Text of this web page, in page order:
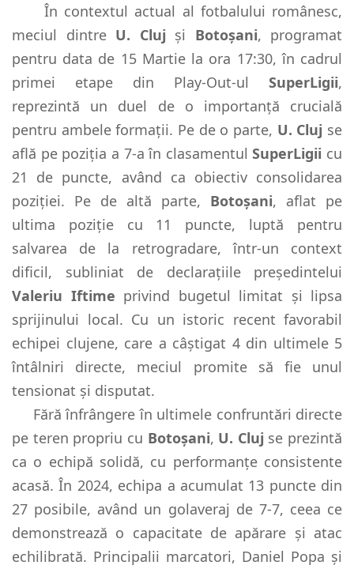
În contextul actual al fotbalului românesc,
meciul dintre U. Cluj și Botoșani, programat
pentru data de 15 Martie la ora 17:30, în cadrul
primei etape din Play-Out-ul SuperLigii,
reprezintă un duel de o importanță crucială
pentru ambele formații. Pe de o parte, U. Cluj se
află pe poziția a 7-a în clasamentulSuperLigii cu
21 de puncte, având ca obiectiv consolidarea
poziției. Pe de altă parte, Botoșani, aflat pe
ultima poziție cu 11 puncte, luptă pentru
salvarea de la retrogradare, într-un context
dificil, subliniat de declarațiile președintelui
Valeriu Iftime privind bugetul limitat și lipsa
sprijinului local. Cu un istoric recent favorabil
echipei clujene, care a câștigat 4 din ultimele 5
întâlniri directe, meciul promite să fie unul
tensionat și disputat.
Fără înfrângere în ultimele confruntări directe
pe teren propriu cu Botoșani, U. Cluj se prezintă
ca o echipă solidă, cu performanțe consistente
acasă. În 2024, echipa a acumulat 13 puncte din
27 posibile, având un golaveraj de 7-7, ceea ce
demonstrează o capacitate de apărare și atac
echilibrată. Principalii marcatori, Daniel Popa și